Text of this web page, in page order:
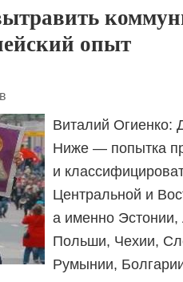
опыт
Виталий Огиенко:
Ниже — попытка
и
Центральной и
а именно
Польши, Чехии,
Румынии,